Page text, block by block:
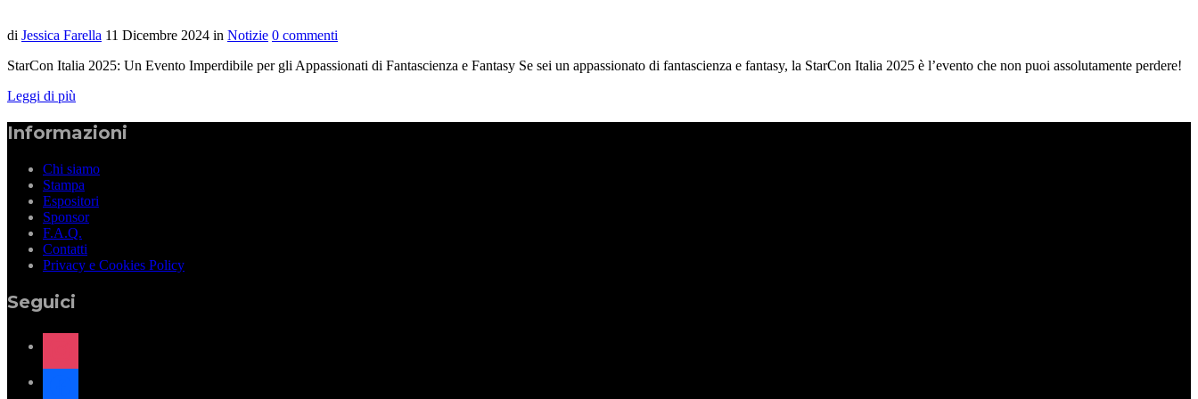
di Jessica Farella 11 Dicembre 2024 in Notizie 0 commenti
StarCon Italia 2025: Un Evento Imperdibile per gli Appassionati di Fantascienza e Fantasy Se sei un appassionato di fantascienza e fantasy, la StarCon Italia 2025 è l’evento che non puoi assolutamente perdere!
Leggi di più
Informazioni
Chi siamo
Stampa
Espositori
Sponsor
F.A.Q.
Contatti
Privacy e Cookies Policy
Seguici
instagram
facebook